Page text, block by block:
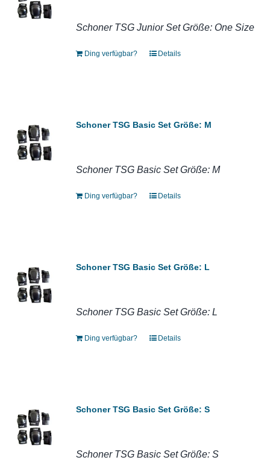
Schoner TSG Junior Set Größe: One Size
Ding verfügbar? Details
Schoner TSG Basic Set Größe: M
Schoner TSG Basic Set Größe: M
Ding verfügbar? Details
Schoner TSG Basic Set Größe: L
Schoner TSG Basic Set Größe: L
Ding verfügbar? Details
Schoner TSG Basic Set Größe: S
Schoner TSG Basic Set Größe: S